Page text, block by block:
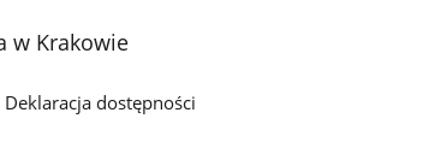
w Krakowie
Deklaracja dostępności